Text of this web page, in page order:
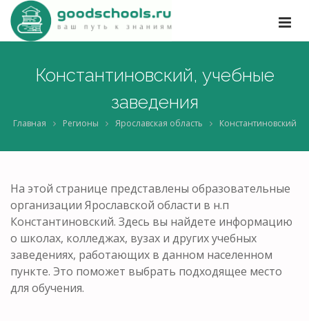
Константиновский, учебные
заведения
Главная Регионы Ярославская область Константиновский
На этой странице представлены образовательные
организации Ярославской области в н.п
Константиновский. Здесь вы найдете информацию
о школах, колледжах, вузах и других учебных
заведениях, работающих в данном населенном
пункте. Это поможет выбрать подходящее место
для обучения.